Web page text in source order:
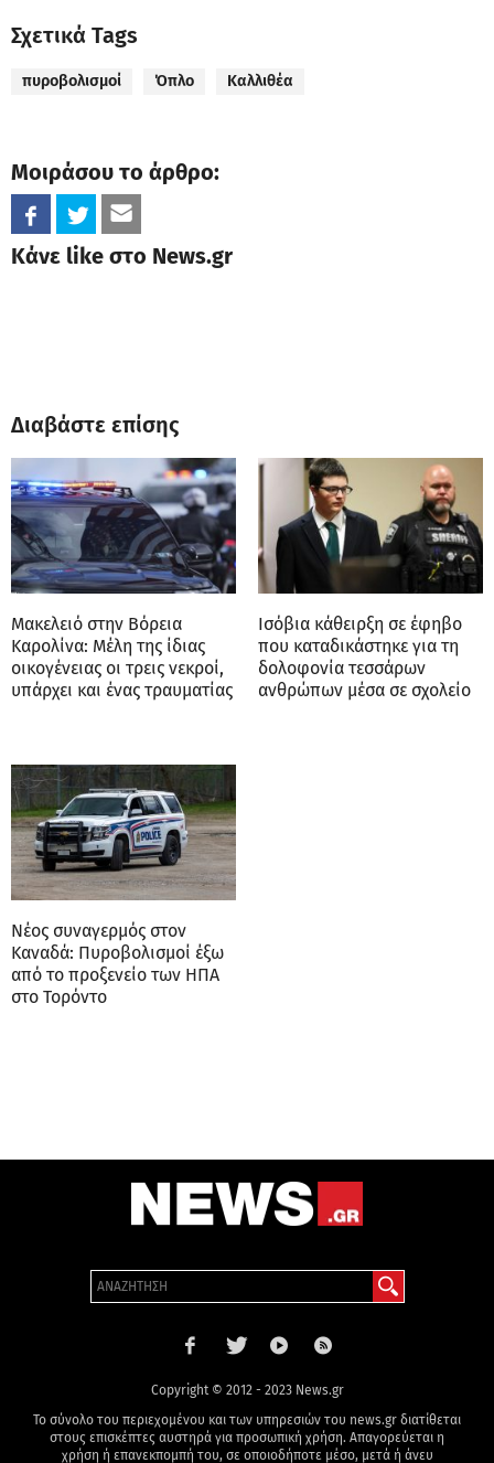
Σχετικά Tags
πυροβολισμοί Όπλο Καλλιθέα
Μοιράσου το άρθρο:
Κάνε like στο News.gr
Διαβάστε επίσης
Μακελειό στην Βόρεια
Καρολίνα: Mέλη της ίδιας
οικογένειας οι τρεις νεκροί,
υπάρχει και ένας τραυματίας
Ισόβια κάθειρξη σε έφηβο
που καταδικάστηκε για τη
δολοφονία τεσσάρων
ανθρώπων μέσα σε σχολείο
Νέος συναγερμός στον
Καναδά: Πυροβολισμοί έξω
από το προξενείο των ΗΠΑ
στο Τορόντο
Copyright © 2012 - 2023 News.gr
Το σύνολο του περιεχομένου και των υπηρεσιών του news.gr διατίθεται
στους επισκέπτες αυστηρά για προσωπική χρήση. Απαγορεύεται η
χρήση ή επανεκπομπή του, σε οποιοδήποτε μέσο, μετά ή άνευ